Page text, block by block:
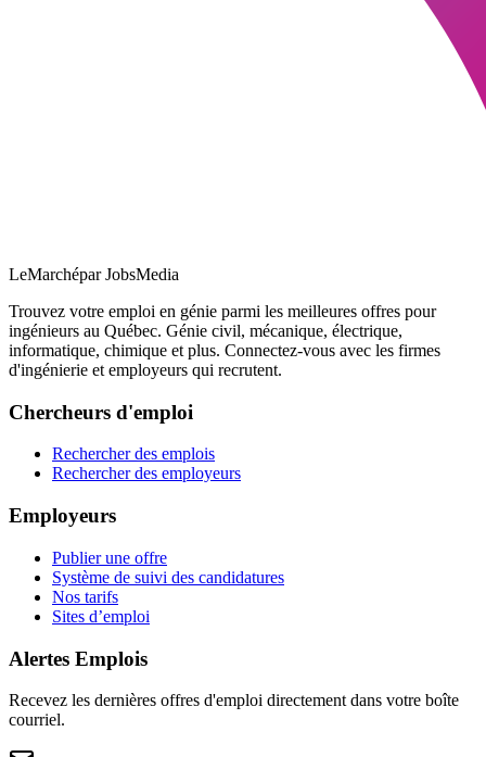
LeMarchépar JobsMedia
Trouvez votre emploi en génie parmi les meilleures offres pour
ingénieurs au Québec. Génie civil, mécanique, électrique,
informatique, chimique et plus. Connectez-vous avec les firmes
d'ingénierie et employeurs qui recrutent.
Chercheurs d'emploi
Rechercher des emplois
Rechercher des employeurs
Employeurs
Publier une offre
Système de suivi des candidatures
Nos tarifs
Sites d’emploi
Alertes Emplois
Recevez les dernières offres d'emploi directement dans votre boîte
courriel.